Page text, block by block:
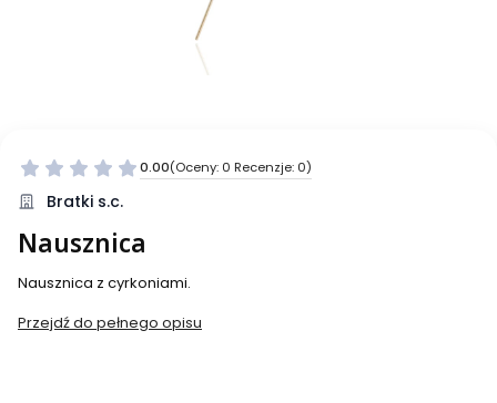
0.00(Oceny: 0 Recenzje: 0)
Bratki s.c.
Nausznica
Nausznica z cyrkoniami.
Przejdź do pełnego opisu